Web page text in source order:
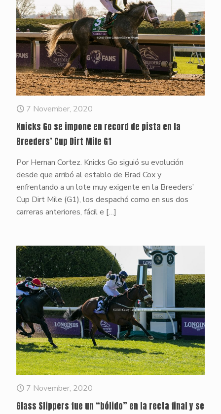
7 November, 2020
Knicks Go se impone en record de pista en la
Breeders’ Cup Dirt Mile G1
Por Hernan Cortez. Knicks Go siguió su evolución
desde que arribó al establo de Brad Cox y
enfrentando a un lote muy exigente en la Breeders’
Cup Dirt Mile (G1), los despachó como en sus dos
carreras anteriores, fácil e […]
7 November, 2020
Glass Slippers fue un “bólido” en la recta final y se